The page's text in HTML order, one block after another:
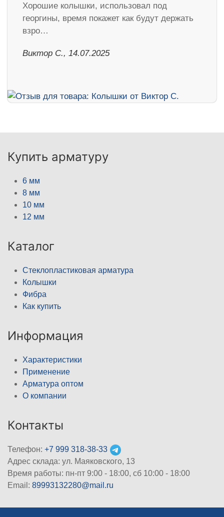
Хорошие колышки, использовал под
георгины, время покажет как будут держать
взро…
Виктор С., 14.07.2025
Купить арматуру
6 мм
8 мм
10 мм
12 мм
Каталог
Стеклопластиковая арматура
Колышки
Фибра
Как купить
Информация
Характеристики
Применение
Арматура оптом
О компании
Контакты
Телефон: +7 999 318-38-33
Адрес склада: ул. Маяковского, 13
Время работы: пн-пт 9:00 - 18:00, сб 10:00 - 18:00
Email: 89993132280@mail.ru